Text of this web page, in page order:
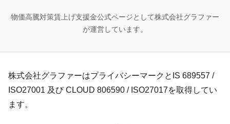
物価高騰対策賃上げ支援金公式ページとして株式会社グラファー
が運営しています。
株式会社グラファーはプライバシーマークとIS 689557 /
ISO27001 及び CLOUD 806590 / ISO27017を取得してい
ます。